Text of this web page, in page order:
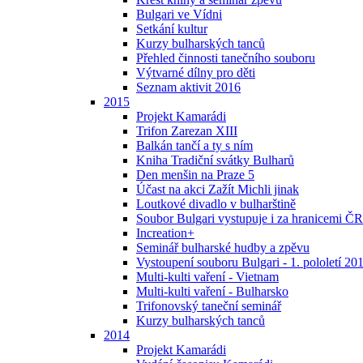
Bulgari ve Vídni
Setkání kultur
Kurzy bulharských tanců
Přehled činnosti tanečního souboru
Výtvarné dílny pro děti
Seznam aktivit 2016
2015
Projekt Kamarádi
Trifon Zarezan XIII
Balkán tančí a ty s ním
Kniha Tradiční svátky Bulharů
Den menšin na Praze 5
Účast na akci Zažít Michli jinak
Loutkové divadlo v bulharštině
Soubor Bulgari vystupuje i za hranicemi ČR
Increation+
Seminář bulharské hudby a zpěvu
Vystoupení souboru Bulgari - 1. pololetí
Multi-kulti vaření - Vietnam
Multi-kulti vaření - Bulharsko
Trifonovský taneční seminář
Kurzy bulharských tanců
2014
Projekt Kamarádi